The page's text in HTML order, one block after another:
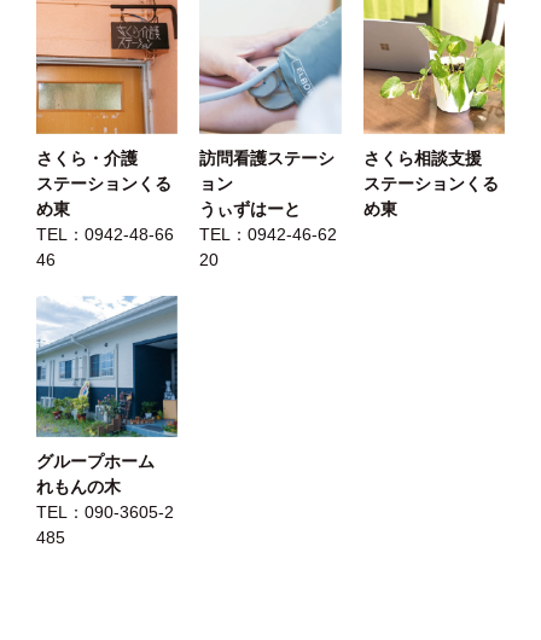
さくら・介護
ステーションくる
め東
TEL： 0942-48-66
46
訪問看護ステーシ
ョン
うぃずはーと
TEL：0942-46-62
20
さくら相談支援
ステーションくる
め東
グループホーム
れもんの木
TEL： 090-3605-2
485